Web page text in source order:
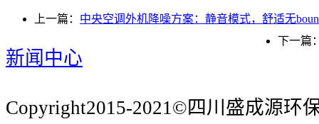
上一篇： 中央空调外机降噪方案：静音模式，舒适无
下一篇
新闻中心
Copyright2015-2021©四川盛成源环